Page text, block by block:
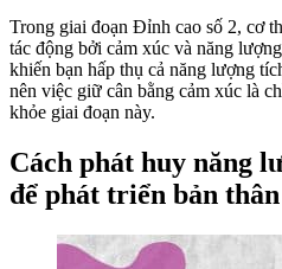
Trong giai đoạn Đỉnh cao số 2, cơ
tác động bởi cảm xúc và năng
khiến bạn hấp thụ cả năng lượng
nên việc giữ cân bằng cảm xúc là
khỏe giai đoạn này.
Cách phát huy năng
để phát triển bản thân